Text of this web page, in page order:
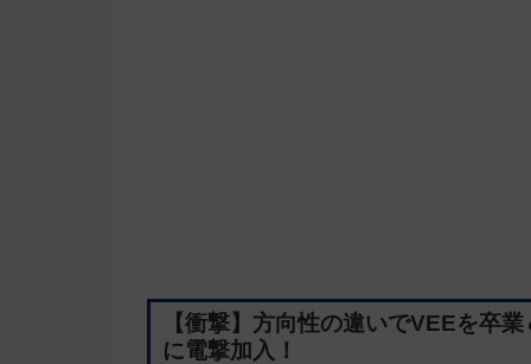
【衝撃】方向性の違いでVEEを卒
に電撃加入！